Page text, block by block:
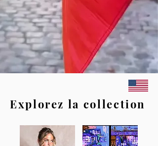
Explorez la collection